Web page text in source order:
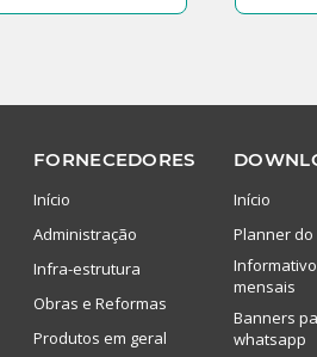
FORNECEDORES
Início
Administração
Infra-estrutura
Obras e Reformas
Produtos em geral
Início
Planner do
mensais
Banners
whatsapp